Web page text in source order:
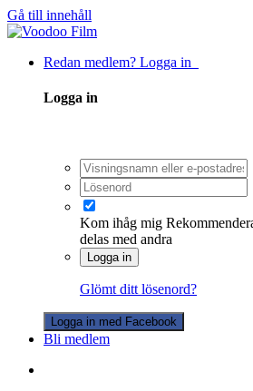
Gå till innehåll
Redan medlem? Logga in
Logga in
Kom ihåg mig
delas med andra
Logga in
Glömt ditt lösenord?
Logga in med Facebook
Bli medlem